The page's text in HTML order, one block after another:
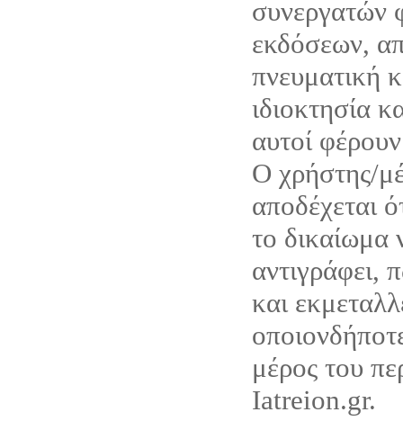
συνεργατών
εκδόσεων,
πνευματική
ιδιοκτησία
αυτοί
Ο χρήστης/
αποδέχεται
το δικαίωμα
αντιγράφει,
και
μέρος του
Iatreion.gr.